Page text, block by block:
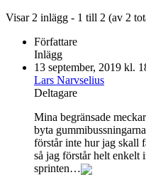
Visar 2 inlägg - 1 till 2 (av 2
Författare
Inlägg
13 september, 2019 kl.
Lars Narvselius
Deltagare
Mina begränsade
byta
förstår inte hur jag skall
så jag förstår helt enkelt
sprinten…